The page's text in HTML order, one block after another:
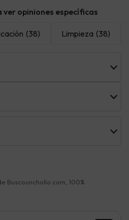
ver opiniones específicas
(38) Limpieza (38)
Buscounchollo.com, 100%